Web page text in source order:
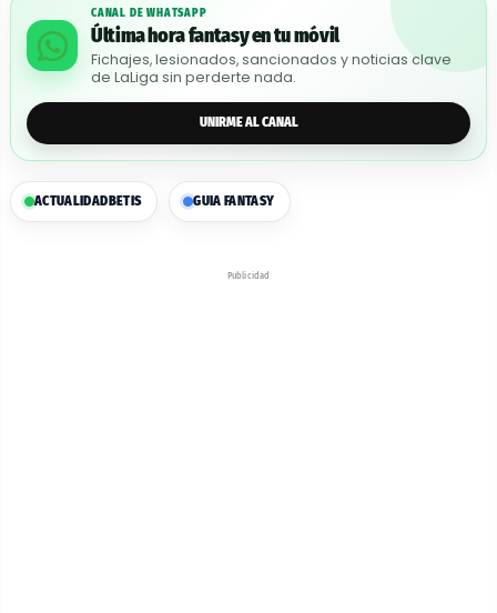
CANAL DE WHATSAPP
Última hora fantasy en tu móvil
Fichajes, lesionados, sancionados y noticias clave
de LaLiga sin perderte nada.
UNIRME AL CANAL
ACTUALIDADBETIS GUIA FANTASY
Publicidad